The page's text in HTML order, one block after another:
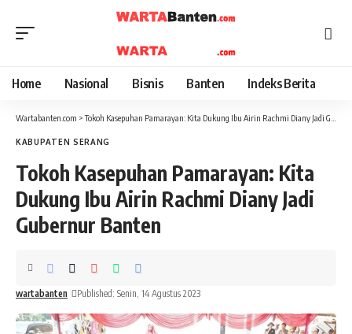
Home Nasional Bisnis Banten Indeks Berita
Wartabanten.com >Tokoh Kasepuhan Pamarayan: Kita Dukung Ibu Airin Rachmi Diany Jadi Gubernur Banten
KABUPATEN SERANG
Tokoh Kasepuhan Pamarayan: Kita
Dukung Ibu Airin Rachmi Diany Jadi
Gubernur Banten
wartabanten Published: Senin, 14 Agustus 2023